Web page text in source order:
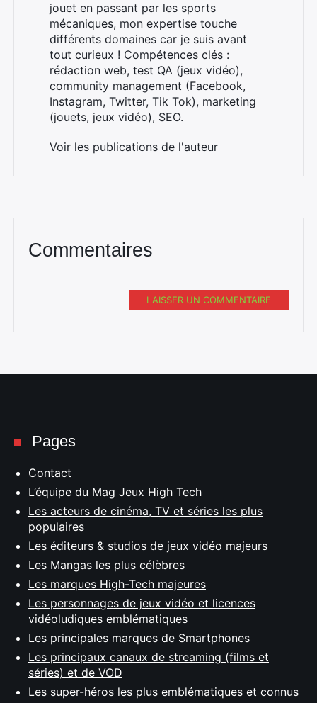
jouet en passant par les sports
mécaniques, mon expertise touche
différents domaines car je suis avant
tout curieux ! Compétences clés :
rédaction web, test QA (jeux vidéo),
community management (Facebook,
Instagram, Twitter, Tik Tok), marketing
(jouets, jeux vidéo), SEO.
Voir les publications de l'auteur
Commentaires
LAISSER UN COMMENTAIRE
Pages
Contact
L’équipe du Mag Jeux High Tech
Les acteurs de cinéma, TV et séries les plus
populaires
Les éditeurs & studios de jeux vidéo majeurs
Les Mangas les plus célèbres
Les marques High-Tech majeures
Les personnages de jeux vidéo et licences
vidéoludiques emblématiques
Les principales marques de Smartphones
Les principaux canaux de streaming (films et
séries) et de VOD
Les super-héros les plus emblématiques et connus